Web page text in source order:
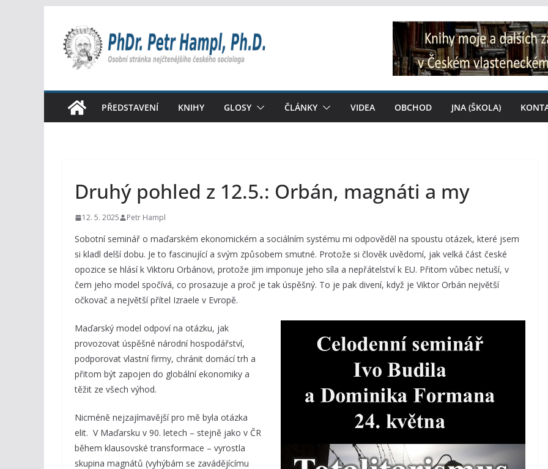
obsah
PŘEDSTAVENÍ KNIHY GLOSY ČLÁNKY VIDEA OBCHOD JNA (ŠKOLA)
Druhý pohled z 12.5.: Orbán, magnáti a my
12. 5. 2025 Petr Hampl
Sobotní seminář o maďarském ekonomickém a sociálním systému mi odpověděl na spoustu otázek, které jsem
si kladl delší dobu. Je to fascinující a svým způsobem smutné. Protože si člověk uvědomí, jak velká část české
opozice se hlásí k Viktoru Orbánovi, protože jim imponuje jeho síla a nepřátelství k EU. Přitom vůbec netuší, v
čem jeho model spočívá, co prosazuje a proč je tak úspěšný. To je pak divení, když je Viktor Orbán největší
očkovač a největší přítel Izraele v Evropě.
Maďarský model odpoví na otázku, jak
provozovat úspěšné národní hospodářství,
podporovat vlastní firmy, chránit domácí trh a
přitom být zapojen do globální ekonomiky a
těžit ze všech výhod.
Nicméně nejzajímavější pro mě byla otázka
elit. V Maďarsku v 90. letech – stejně jako v ČR
během klausovské transformace – vyrostla
skupina magnátů (vyhýbám se zavádějícímu